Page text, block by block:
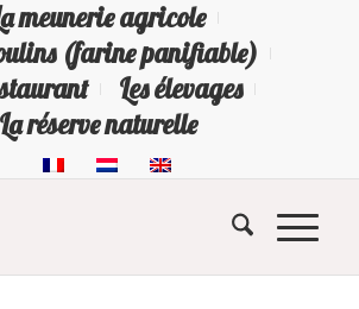
meunerie agricole
(farine panifiable)
Les élevages
La réserve naturelle